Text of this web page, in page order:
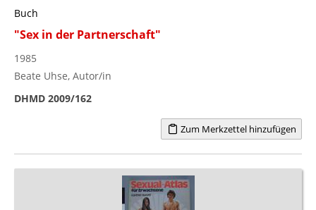
Buch
"Sex in der Partnerschaft"
1985
Beate Uhse, Autor/in
DHMD 2009/162
Zum Merkzettel hinzufügen